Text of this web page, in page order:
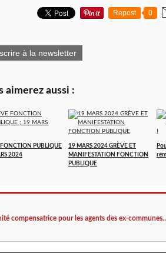
Repost 0
à la newsletter
aimerez aussi :
FONCTION PUBLIQUE
2024
19 MARS 2024 GRÈVE ET
MANIFESTATION FONCTION
PUBLIQUE
Indemnité compensatrice pour les agents